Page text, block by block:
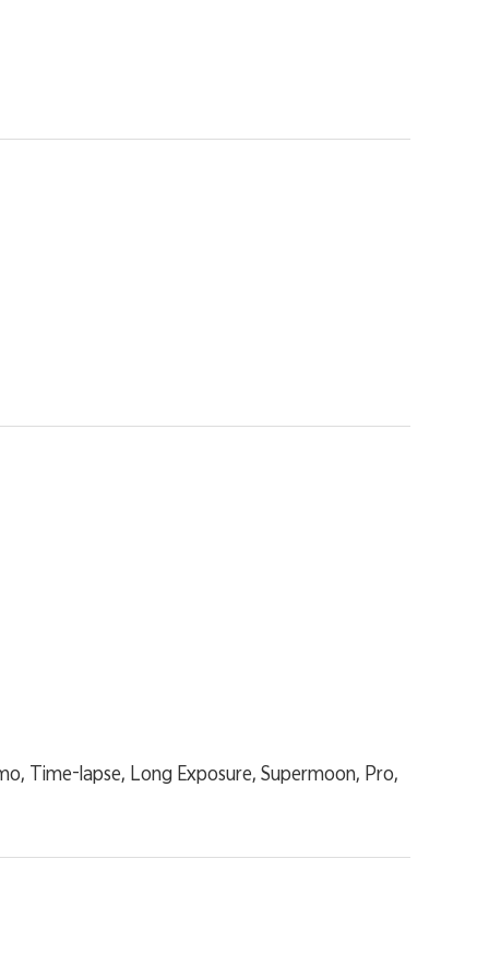
Time-lapse, Long Exposure, Supermoon, Pro,